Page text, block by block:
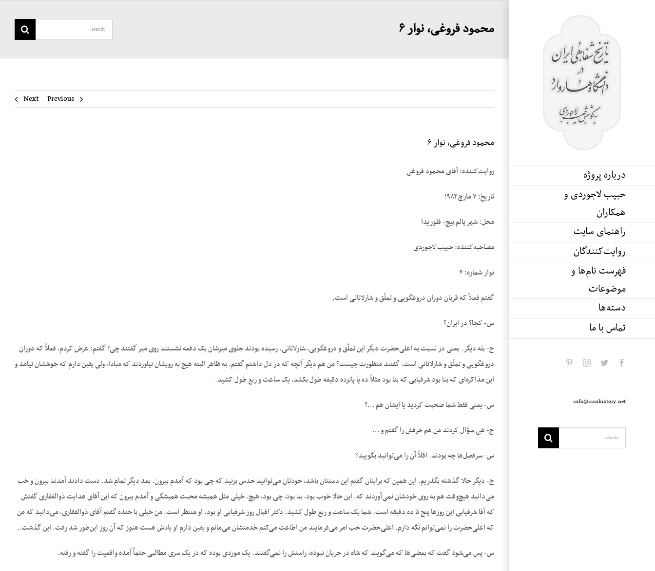
درباره پروژه
حبیب لاجوردی و
همکاران
راهنمای سایت
روایت‌کنندگان
فهرست نام‌ها و
موضوعات
دسته‌ها
تماس با ما
facebook
twitter
instagram
info@iranhistory.net
محمود فروغی، نوار ۶
Search
for:
Previous
Next
محمود فروغی، نوار ۶
روایت‌کننده: آقای محمود فروغی
تاریخ: ۷ مارچ ۱۹۸۲
محل: شهر پالم بیچ- فلوریدا
مصاحبه‌کننده: حبیب لاجوردی
نوار شماره: ۶
گفتم فعلاً که قربان دوران دروغگویی و تملّق و شارلاتانی است.
س- کجا؟ در ایران؟
ج- بله دیگر. یعنی در نسبت به اعلی‌حضرت دیگر این تملّق و دروغگویی، شارلاتانی. رسیده بودند جلوی میزشان یک دفعه نشستند روی میز گفتند چی؟ گفتم: عرض کردم، فعلاً که دوران
دروغگویی و تملّق و شارلاتانی است. گفتند منظورت چیست؟ من هم دیگر آنچه که در دل داشتم گفتم. به ظاهر البته هیچ به رویشان نیاوردند که مبادا، ولی یقین دارم که خوششان نیامد و
این مذاکره‌ای که بنا بود شرفیابی که بنا بود مثلاً ده یا پانزده دقیقه طول بکشد، یک ساعت و ربع طول کشید.
س- یعنی فقط شما صحبت کردید یا ایشان هم …؟
ج- هی سؤال کردند من هم حرفش را گفتم و …
س- سرفصل‌ها چه بودند. اقلاً آن را می‌توانید بگویید؟
ج- دیگر حالا گذشته بگذریم. این همین که برایتان گفتم این دستتان باشد، خودتان می‌توانید حدس بزنید که چی بود که آمدم بیرون. بعد دیگر تمام شد. دست دادند آمدند بیرون و خب
می‌دانید هیچ‌وقت هم به روی خودشان نمی‌آوردند که. این حالا خوب بود، بد بود، چی بود، هیچ. خیلی مثل همیشه محبت همیشگی و آمدم بیرون که این آقای هدایت ذوالفقاری گفتش
که آقا شرفیابی این روزها پنج تا ده دقیقه است. شما یک ساعت و ربع طول کشید. دکتر اقبال روز شرفیابی او بود. او منتظر است. من خیلی با خنده گفتم آقای ذوالفقاری، می‌دانید که من
که اعلی‌حضرت را نمی‌توانم نگه دارم. اعلی‌حضرت خب امر می‌فرمایند من اطاعت می‌کنم خدمتشان می‌مانم و یقین دارم او یادش هست هنوز که آن روز این‌طور شد رفت. این گذشت..
س- پس می‌شود گفت که بعضی‌ها که می‌گویند که شاه در جریان نبوده، راستش را نمی‌گفتند. یک موردی بوده که در یک سری مطالبی حتماً آمده واقعیت را گفته و رفته.